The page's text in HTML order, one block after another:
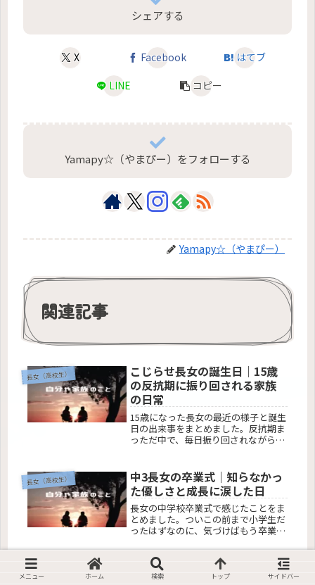
シェアする
X Facebook
はてブ
LINE
コピー
Yamapy☆（やまぴー）をフォローする
Yamapy☆（やまぴー）
関連記事
長女（高校生）
こじらせ長女の誕生日｜15歳
の反抗期に振り回される家族
の日常
15歳になった長女の最近の様子と誕生
日の出来事をまとめました。反抗期ま
っただ中で、毎日振り回されながら
さんを持つ親御さんの参考になれば嬉
しいです。
長女（高校生）
中3長女の卒業式｜知らなかっ
た優しさと成長に涙した日
長女の中学校卒業式で感じたことをま
とめました。ついこの前まで小学生だ
ったはずなのに、気づけばもう卒業。
が、その裏で確実に成長している姿も
見えた一日でした。思春期のお子さん
を持つ方の参考になれば嬉しいです。
長女（高校生）
中3長女の前期中間テスト結果
｜数学30点アップと反抗期の
メニュー ホーム 検索 トップ サイドバー